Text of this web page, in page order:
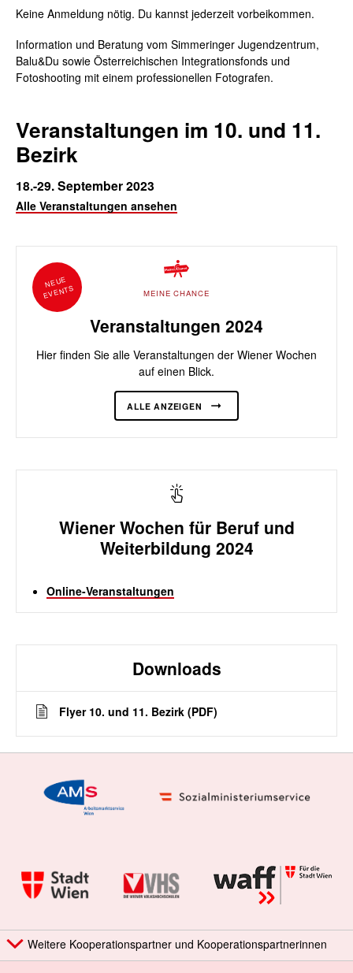
Keine Anmeldung nötig. Du kannst jederzeit vorbeikommen.
Information und Beratung vom Simmeringer Jugendzentrum,
Balu&Du sowie Österreichischen Integrationsfonds und
Fotoshooting mit einem professionellen Fotografen.
Veranstaltungen im 10. und 11.
Bezirk
18.-29. September 2023
Alle Veranstaltungen ansehen
MEINE CHANCE
Veranstaltungen 2024
Hier finden Sie alle Veranstaltungen der Wiener Wochen
auf einen Blick.
ALLE ANZEIGEN
NEUE
EVENTS
Wiener Wochen für Beruf und
Weiterbildung 2024
Online-Veranstaltungen
Downloads
Flyer 10. und 11. Bezirk (PDF)
Weitere Kooperationspartner und Kooperationspartnerinnen